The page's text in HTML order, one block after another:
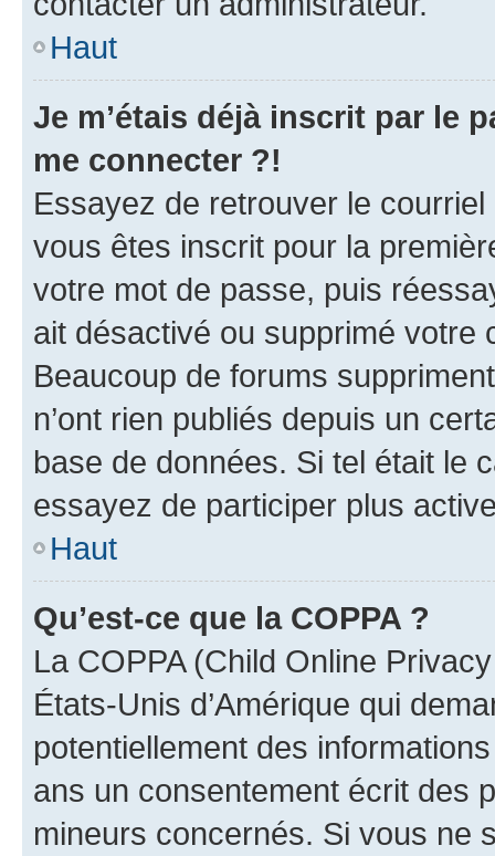
Haut
Je m’étais déjà inscrit par le
me connecter ?!
Essayez de retrouver le
vous êtes inscrit pour la
votre mot de passe, puis
ait désactivé ou supprimé votre
Beaucoup de forums
n’ont rien publiés depuis un
base de données. Si tel était le
essayez de participer plus
Haut
Qu’est-ce que la COPPA ?
La COPPA (Child Online
États-Unis d’Amérique qui
potentiellement des
ans un consentement écrit des
mineurs concernés. Si vous ne